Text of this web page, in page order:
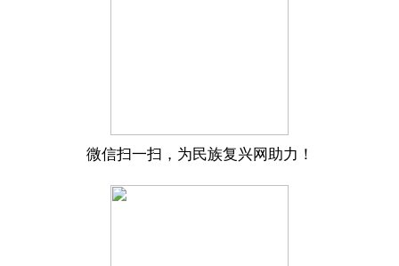
微信扫一扫，为民族复兴网助力！